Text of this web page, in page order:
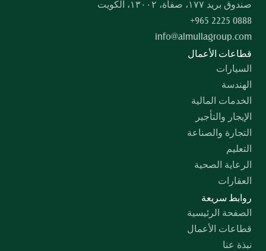
صندوق بريد ۱۷۷، صفاة، ۱۳۰۰۲، الكويت
+965 2225 0888
info@almullagroup.com
قطاعات الأعمال
السيارات
الهندسة
الخدمات المالية
الإيجار والتأجير
التجارة والصناعة
التعليم
الرعاية الصحية
العقارات
روابط سريعة
الصفحة الرئيسية
قطاعات الأعمال
نبذة عنا